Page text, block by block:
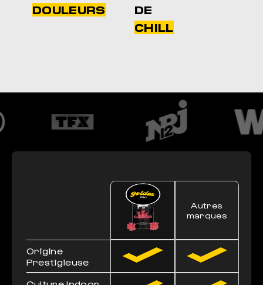
DOULEURS
DE
CHILL
Autres
marques
Origine
Prestigieuse